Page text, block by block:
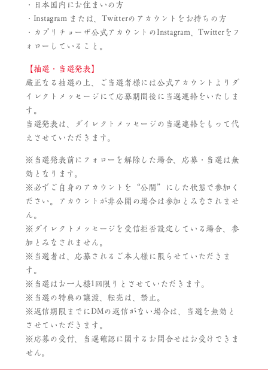
・日本国内にお住まいの方
・Instagram または、Twitterのアカウントをお持ちの方
・カプリチョーザ公式アカウントのInstagram、Twitterをフ
ォローしていること。
【抽選・当選発表】
厳正なる抽選の上、ご当選者様には公式アカウントよりダ
イレクトメッセージにて応募期間後に当選連絡をいたしま
す。
当選発表は、ダイレクトメッセージの当選連絡をもって代
えさせていただきます。
※当選発表前にフォローを解除した場合、応募・当選は無
効となります。
※必ずご自身のアカウントを“公開”にした状態で参加く
ださい。アカウントが非公開の場合は参加とみなされませ
ん。
※ダイレクトメッセージを受信拒否設定している場合、参
加とみなされません。
※当選者は、応募されるご本人様に限らせていただきま
す。
※当選はお一人様1回限りとさせていただきます。
※当選の特典の譲渡、転売は、禁止。
※返信期限までにDMの返信がない場合は、当選を無効と
させていただきます。
※応募の受付、当選確認に関するお問合せはお受けできま
せん。